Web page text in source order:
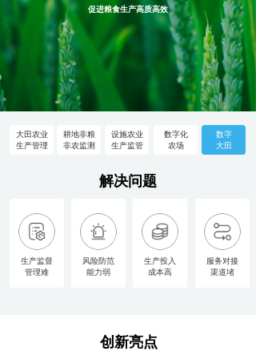
促进粮食生产高质高效
生产监督
管理难
解决问题
大田农业
生产管理
耕地非粮
非农监测
设施农业
生产监管
数字化
农场
数字
大田
风险防范
能力弱
生产投入
成本高
服务对接
渠道堵
创新亮点